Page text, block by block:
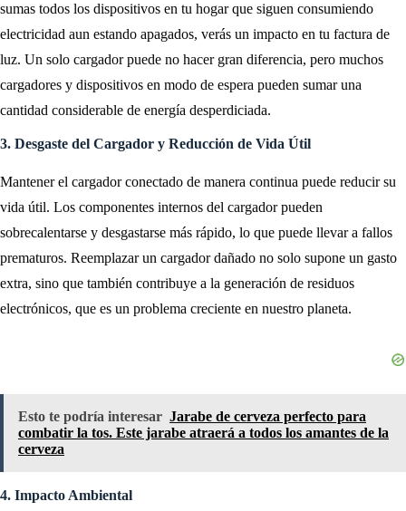
sumas todos los dispositivos en tu hogar que siguen consumiendo
electricidad aun estando apagados, verás un impacto en tu factura de
luz. Un solo cargador puede no hacer gran diferencia, pero muchos
cargadores y dispositivos en modo de espera pueden sumar una
cantidad considerable de energía desperdiciada.
3. Desgaste del Cargador y Reducción de Vida Útil
Mantener el cargador conectado de manera continua puede reducir su
vida útil. Los componentes internos del cargador pueden
sobrecalentarse y desgastarse más rápido, lo que puede llevar a fallos
prematuros. Reemplazar un cargador dañado no solo supone un gasto
extra, sino que también contribuye a la generación de residuos
electrónicos, que es un problema creciente en nuestro planeta.
Esto te podría interesar Jarabe de cerveza perfecto para
combatir la tos. Este jarabe atraerá a todos los amantes de la
cerveza
4. Impacto Ambiental